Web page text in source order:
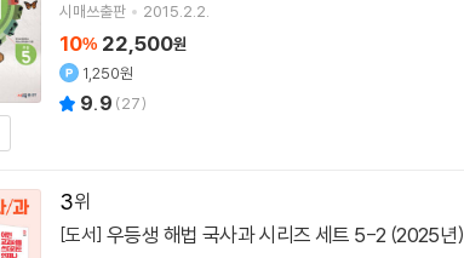
시매쓰출판
2015.2.2.
10% 22,500원
1,250원
9.9 (27)
3
[도서] 우등생 해법 국사과 시리즈 세트 5-2 (2025년)